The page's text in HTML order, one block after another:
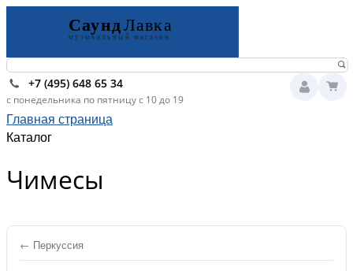
+7 (495) 648 65 34
с понедельника по пятницу с 10 до 19
Главная страница
Каталог
Чимесы
← Перкуссия